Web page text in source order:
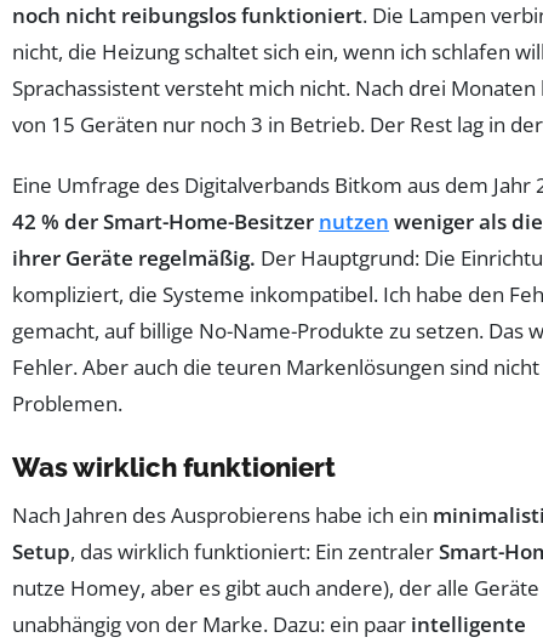
noch nicht reibungslos funktioniert. Die Lampen
nicht, die Heizung schaltet sich ein, wenn ich schlafen
Sprachassistent versteht mich nicht. Nach drei Monaten
von 15 Geräten nur noch 3 in Betrieb. Der Rest lag in
Eine Umfrage des Digitalverbands Bitkom aus dem Jahr
42 % der Smart-Home-Besitzer nutzen weniger als
ihrer Geräte regelmäßig. Der Hauptgrund: Die
kompliziert, die Systeme inkompatibel. Ich habe den
gemacht, auf billige No-Name-Produkte zu setzen. Das
Fehler. Aber auch die teuren Markenlösungen sind
Problemen.
Was wirklich funktioniert
Nach Jahren des Ausprobierens habe ich ein
Setup, das wirklich funktioniert: Ein zentralerSmart-
nutze Homey, aber es gibt auch andere), der alle
unabhängig von der Marke. Dazu: ein paar intelligente